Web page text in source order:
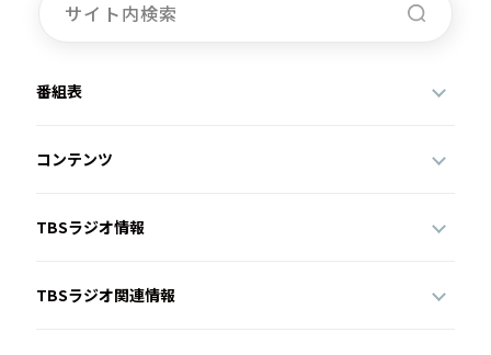
番組表
コンテンツ
TBSラジオ情報
TBSラジオ関連情報